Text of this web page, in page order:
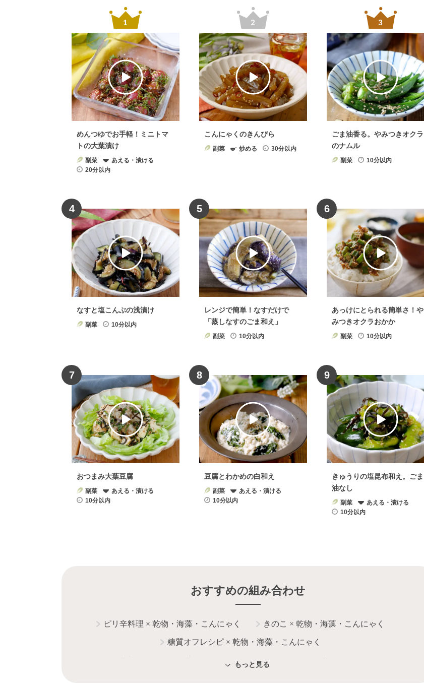
めんつゆでお手軽！ミニトマ
トの大葉漬け
副菜
あえる・漬ける
20分以内
こんにゃくのきんぴら
副菜 炒める 30分以内
ごま油香る。やみつきオクラ
のナムル
副菜 10分以内
4
なすと塩こんぶの浅漬け
副菜 10分以内
5
レンジで簡単！なすだけで
「蒸しなすのごま和え」
副菜 10分以内
6
あっけにとられる簡単さ！や
みつきオクラおかか
副菜 10分以内
7
おつまみ大葉豆腐
副菜
あえる・漬ける
10分以内
8
豆腐とわかめの白和え
副菜
あえる・漬ける
10分以内
9
きゅうりの塩昆布和え。ごま
油なし
副菜
あえる・漬ける
10分以内
おすすめの組み合わせ
ピリ辛料理 × 乾物・海藻・こんにゃく きのこ × 乾物・海藻・こんにゃく
糖質オフレシピ× 乾物・海藻・こんにゃく
乾物・海藻・こんにゃく 乾物
もっと見る